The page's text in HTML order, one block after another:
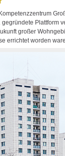
Plattform
großer
errichtet worden